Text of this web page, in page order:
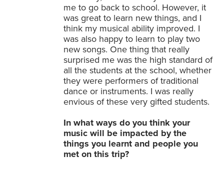
me to go back to school. However, it
was great to learn new things, and I
think my musical ability improved. I
was also happy to learn to play two
new songs. One thing that really
surprised me was the high standard of
all the students at the school, whether
they were performers of traditional
dance or instruments. I was really
envious of these very gifted students.
In what ways do you think your
music will be impacted by the
things you learnt and people you
met on this trip?